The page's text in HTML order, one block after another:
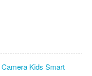
Kids Smart